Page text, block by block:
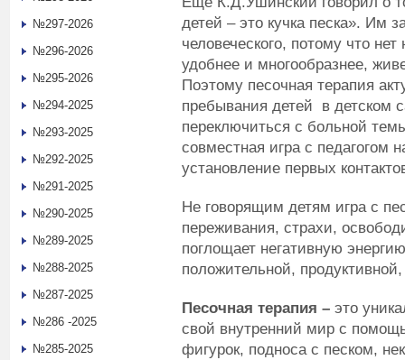
детей – это кучка песка». Им
человеческого, потому что
удобнее и многообразнее,
Поэтому песочная терапия
пребывания детей в детском
переключиться с больной
совместная игра с педагогом
установление первых
Не говорящим детям игра с
переживания, страхи,
поглощает негативную
положительной,
Песочная терапия – это
свой внутренний мир с
фигурок, подноса с песком,
№297-2026
№296-2026
№295-2026
№294-2025
№293-2025
№292-2025
№291-2025
№290-2025
№289-2025
№288-2025
№287-2025
№286 -2025
№285-2025